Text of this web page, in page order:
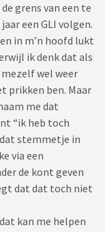
grens van een te
een GLI volgen.
in m’n hoofd lukt
ik denk dat als
wel weer
prikken ben. Maar
me dat
“ik heb toch
stemmetje in
via een
de kont geven
dat dat toch niet
kan me helpen